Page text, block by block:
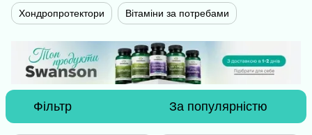
Хондропротектори Вітаміни за потребами
Фільтр За популярністю